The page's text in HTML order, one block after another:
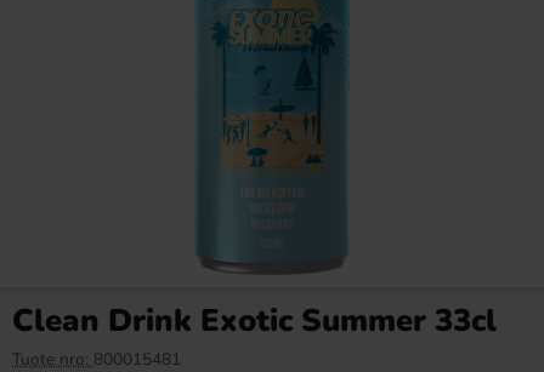
Osta
Clean Drink Exotic Summer 33cl
Tuote nro: 800015481